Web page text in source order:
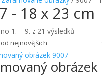
- 18 x 23 cm
1. – 9. z 21 výsledkůSeřazeno
obrázek